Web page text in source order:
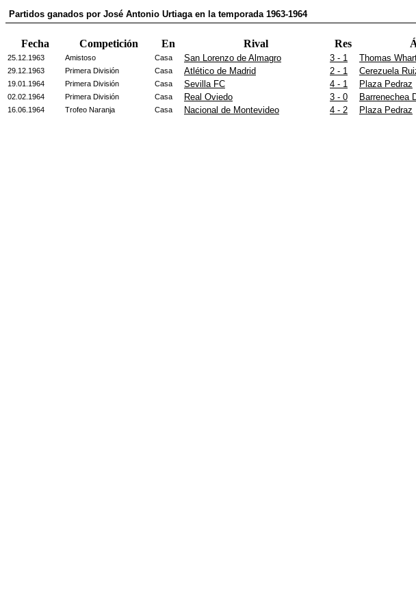
Partidos ganados por José Antonio Urtiaga en la temporada 1963-1964
Fecha Competición En Rival Res
25.12.1963 Amistoso Casa San Lorenzo de Almagro 3 - 1 Thomas
29.12.1963 Primera División Casa Atlético de Madrid 2 - 1 Cerezuela
19.01.1964 Primera División Casa Sevilla FC 4 - 1 Plaza Pedraz
02.02.1964 Primera División Casa Real Oviedo 3 - 0 Barrenechea
16.06.1964 Trofeo Naranja Casa Nacional de Montevideo 4 - 2 Plaza Pedraz